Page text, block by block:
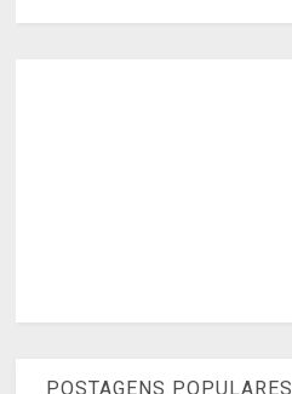
POSTAGENS POPULARES